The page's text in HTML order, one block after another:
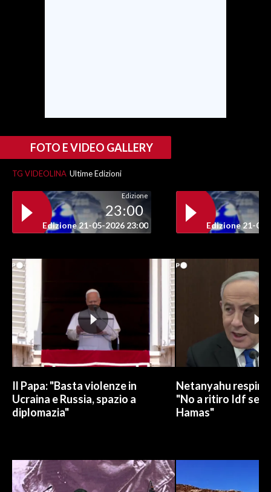
FOTO E VIDEO GALLERY
TG VIDEOLINA Ultime Edizioni
Edizione
23:00
Edizione 21-05-2026 23:00 Edizione 21-05-
Il Papa: "Basta violenze in
Ucraina e Russia, spazio a
diplomazia"
Netanyahu
"No a ritiro Idf
Hamas"